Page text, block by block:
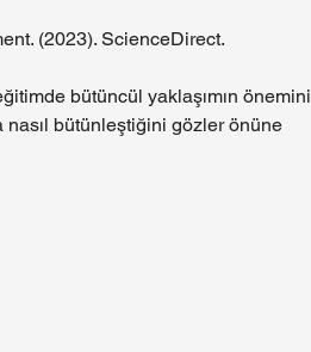
(2023). ScienceDirect.
bütüncül yaklaşımın önemini
nasıl bütünleştiğini gözler önüne